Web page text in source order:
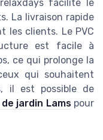
facilite le
La livraison rapide
les clients. Le PVC
est facile à
ce qui prolonge la
qui souhaitent
il est possible de
jardin Lamspour